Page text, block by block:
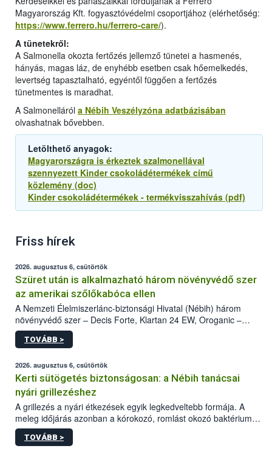
Magyarország Kft. fogyasztóvédelmi csoportjához (elérhetőség:
https://www.ferrero.hu/ferrero-care/).
A tünetekről:
A Salmonella okozta fertőzés jellemző tünetei a hasmenés,
hányás, magas láz, de enyhébb esetben csak hőemelkedés,
levertség tapasztalható, egyéntől függően a fertőzés
tünetmentes is maradhat.
A Salmonelláról a Nébih Veszélyzóna adatbázisában
olvashatnak bővebben.
Letölthető anyagok:
Magyarországra is érkeztek szalmonellával
szennyezett Kinder csokoládétermékek című
közlemény (doc)
Kinder csokoládétermékek - termékvisszahívás (pdf)
Friss hírek
2026. augusztus 6, csütörtök
Szüret után is alkalmazható három növényvédő szer
az amerikai szőlőkabóca ellen
A Nemzeti Élelmiszerlánc-biztonsági Hivatal (Nébih) három
növényvédő szer – Decis Forte, Klartan 24 EW, Oroganic –
engedélyokiratát módosította, így azok a szüretet követően,
egészen a vesszőérettség (BBCH 91) stádiumáig
érésű szőlőkben is legyen lehetőség a károsító elleni további
védekezésre. Az Oroganic készítmény kis kiszerelésben kiskerti
felhasználók számára is elérhető és ökológiai termesztésben is
engedélyezett.
TOVÁBB >
2026. augusztus 6, csütörtök
Kerti sütögetés biztonságosan: a Nébih tanácsai
nyári grillezéshez
A grillezés a nyári étkezések egyik legkedveltebb formája. A
meleg időjárás azonban a kórokozó, romlást okozó baktériumok
gyorsabb szaporodásának is kedvez. A szabadtéri sütögetés
ezért nem csupán a megfelelő sütési technikáról szól: legalább
TOVÁBB >